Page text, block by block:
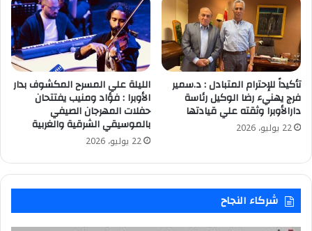
تأكيداً للإحترام المتبادل : د.سمير
فرج يهنيء رضا الوكيل رئاسة
دارالأوبرا وثقته علي قيادتها
22 يوليو، 2026
الليلة علي المسرح المكشوف بدار
الأوبرا : فؤاد ومنيب يفتتحان
حفلات المهرجان الصيفي
بالموسيقي الشرقية والغربية
22 يوليو، 2026
شركاء النجاح